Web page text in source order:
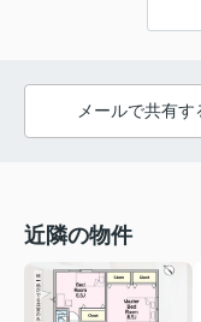
メールで共有す
近隣の物件